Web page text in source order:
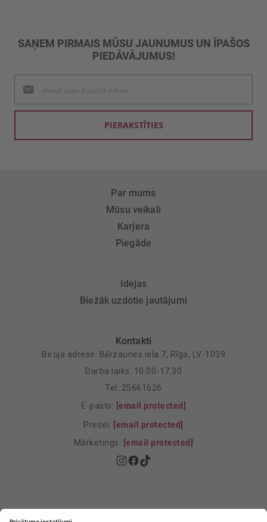
SAŅEM PIRMAIS MŪSU JAUNUMUS UN ĪPAŠOS
PIEDĀVĀJUMUS!
jaunumu
saņemšanai:
PIERAKSTĪTIES
Par mums
Mūsu veikali
Karjera
Piegāde
Idejas
Biežāk uzdotie jautājumi
Kontakti
Biroja adrese: Bērzaunes iela 7, Rīga, LV-1039
Darba laiks: 10.00-17.30
Tel: 25661626
E-pasts: [email protected]
Presei: [email protected]
Mārketings: [email protected]